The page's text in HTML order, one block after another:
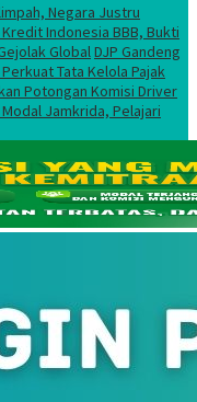
Negara Justru
Indonesia BBB, Bukti
GlobalDJP Gandeng
Tata Kelola Pajak
Potongan Komisi Driver
Jamkrida, Pelajari